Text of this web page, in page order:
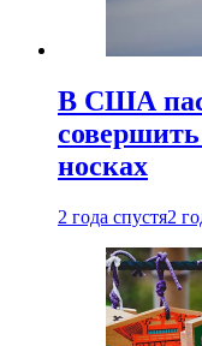
В США
носках
2 года спустя2